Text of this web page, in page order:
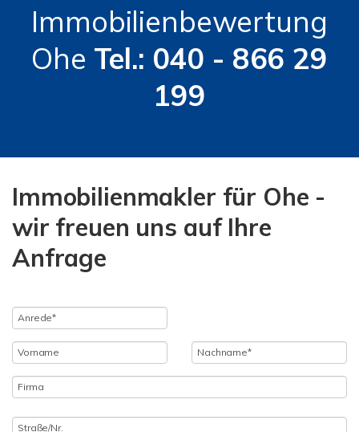
Immobilienbewertung
Ohe Tel.: 040 - 866 29
199
Immobilienmakler für Ohe -
wir freuen uns auf Ihre
Anfrage